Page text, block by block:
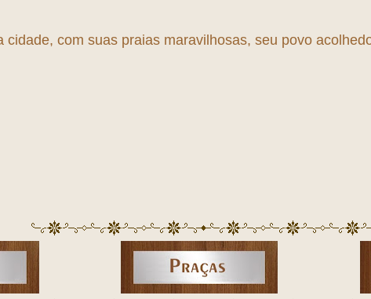
cidade, com suas praias maravilhosas, seu povo